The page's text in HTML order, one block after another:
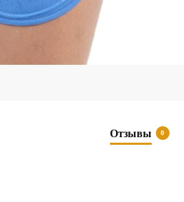
Отзывы 0